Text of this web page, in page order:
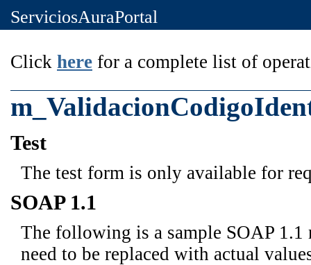
ServiciosAuraPortal
Click here for a complete list of
Test
The test form is only available for
SOAP 1.1
The following is a sample SOAP 1.1
need to be replaced with actual